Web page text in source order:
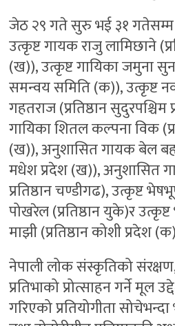
जेठ २९ गते सुरु भई ३१ गतेसम्म
उत्कृष्ट गायक राजु लामिछाने
(ख)), उत्कृष्ट गायिका जमुना
समन्वय समिति (क)), उत्कृष्ट
गहतराज (प्रतिष्ठान
गायिका शितल कल्पना विक
(ख)), अनुशासित गायक बेल
मधेश प्रदेश (ख)), अनुशासित
प्रतिष्ठान चण्डीगढ), उत्कृष्ट
पोखरेल (प्रतिष्ठान युके)र
माझी (प्रतिष्ठान कोशी प्रदेश
नेपाली लोक संस्कृतिको संरक्षण,
प्रतिभाको प्रोत्साहन गर्ने मूल
गरिएको प्रतियोगीता